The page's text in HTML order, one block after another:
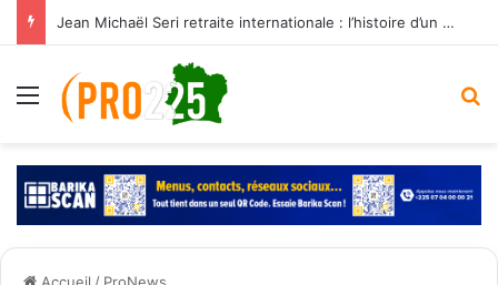
Jean Michaël Seri retraite internationale : l’histoire d’un maestro qui a marqué les Éléphants
Menu
Accueil / ProNews